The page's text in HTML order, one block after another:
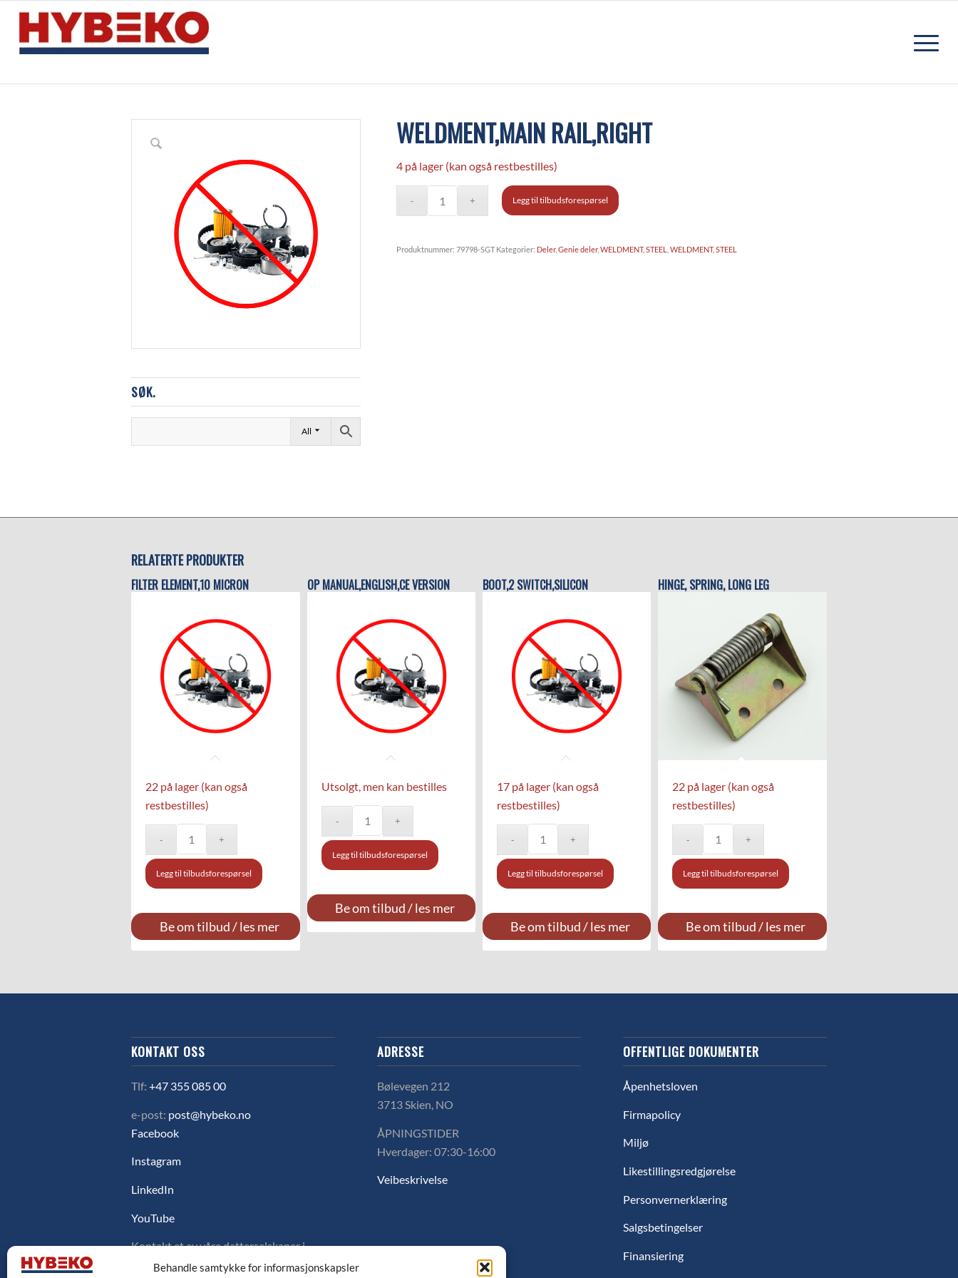
Behandle samtykke for informasjonskapsler
SØK.
All
WELDMENT,MAIN RAIL,RIGHT
4 på lager (kan også restbestilles)
Legg til tilbudsforespørsel
Produktnummer:79798-SGT Kategorier: Deler,Genie deler,WELDMENT, STEEL ,WELDMENT, STEEL
RELATERTE PRODUKTER
FILTER ELEMENT,10 MICRON
22 på lager (kan også
restbestilles)
Legg til tilbudsforespørsel
Be om tilbud / les mer
OP MANUAL,ENGLISH,CE VERSION
Utsolgt, men kan bestilles
Legg til tilbudsforespørsel
Be om tilbud / les mer
BOOT,2 SWITCH,SILICON
17 på lager (kan også
restbestilles)
Legg til tilbudsforespørsel
Be om tilbud / les mer
HINGE, SPRING, LONG LEG
22 på lager (kan også
restbestilles)
Legg til tilbudsforespørsel
Be om tilbud / les mer
KONTAKT OSS
Tlf:+47 355 085 00
e-post: post@hybeko.no
Facebook
Instagram
LinkedIn
YouTube
Kontakt et av våre datterselskaper i
Sverige, Danmark eller Finland ved å
ADRESSE
Bølevegen 212
3713 Skien, NO
ÅPNINGSTIDER
Hverdager: 07:30-16:00
Veibeskrivelse
OFFENTLIGE DOKUMENTER
Åpenhetsloven
Firmapolicy
Miljø
Likestillingsredgjørelse
Personvernerklæring
Salgsbetingelser
Finansiering